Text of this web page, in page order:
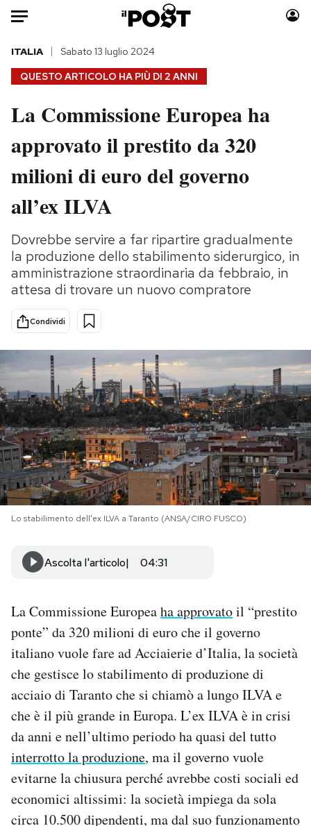
HOME
Italia
Politica
Tecnologia
Scienza
Cultura
Economia
Sport
Moda
Consumismi
Storie/Idee
Europa
Altrecose
Mondiali calcio 2026
NEWSLETTER
I MIEI PREFERITI
SHOP
CALENDARIO
AREA PERSONALE
Newsletter
Notifiche mobile
Regala il Post
Hai bisogno di aiuto?
QUESTO ARTICOLO HA PIÙ DI 2 ANNI
ITALIA Sabato 13 luglio 2024
La Commissione Europea ha
approvato il prestito da 320
milioni di euro del governo
all’ex ILVA
Dovrebbe servire a far ripartire gradualmente
la produzione dello stabilimento siderurgico, in
amministrazione straordinaria da febbraio, in
attesa di trovare un nuovo compratore
Condividi
Lo stabilimento dell'ex ILVA a Taranto (ANSA/CIRO FUSCO)
Ascolta l'articolo 04:31
La Commissione Europeaha approvatoil “prestito
ponte” da 320 milioni di euro che il governo
italiano vuole fare ad Acciaierie d’Italia, la società
che gestisce lo stabilimento di produzione di
acciaio di Taranto che si chiamò a lungo ILVA e
che è il più grande in Europa. L’ex ILVA è in crisi
da anni e nell’ultimo periodo ha quasi del tutto
interrotto la produzione, ma il governo vuole
evitarne la chiusura perché avrebbe costi sociali ed
economici altissimi: la società impiega da sola
circa 10.500 dipendenti, ma dal suo funzionamento